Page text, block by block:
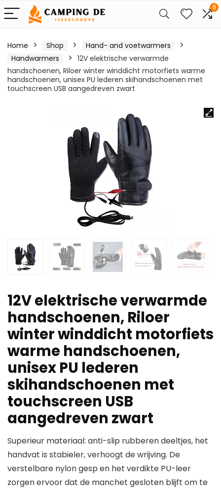
0
Home Shop
Hand- and voetwarmers
Handwarmers
12V elektrische verwarmde
handschoenen, Riloer winter winddicht motorfiets warme
handschoenen, unisex PU lederen skihandschoenen met
touchscreen USB aangedreven zwart
12V elektrische verwarmde
handschoenen, Riloer
winter winddicht motorfiets
warme handschoenen,
unisex PU lederen
skihandschoenen met
touchscreen USB
aangedreven zwart
Superieur materiaal: anti-slip rubberen deeltjes, het
handvat is stabieler, verhoogt de wrijving. De
verstelbare nylon gesp en het verdikte PU-leer
zorgen ervoor dat de manchet gesloten blijft om te